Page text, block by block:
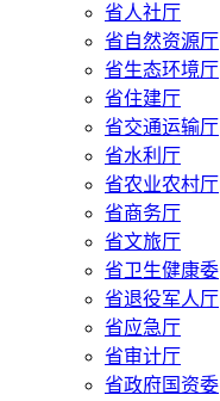
省人社厅
省自然资源厅
省生态环境厅
省住建厅
省交通运输厅
省水利厅
省农业农村厅
省商务厅
省文旅厅
省卫生健康委
省退役军人厅
省应急厅
省审计厅
省政府国资委